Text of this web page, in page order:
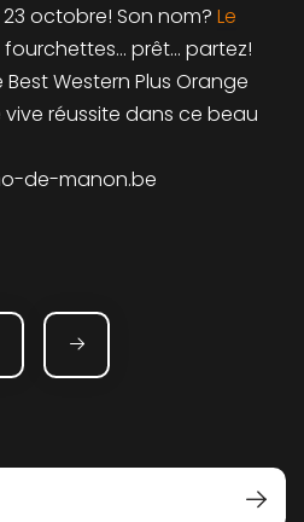
octobre! Son nom? Le
fourchettes… prêt… partez!
Western Plus Orange
réussite dans ce beau
de-manon.be